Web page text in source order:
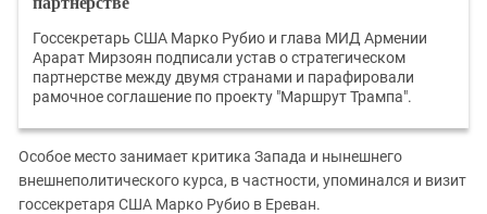
Госсекретарь США Марко Рубио и глава МИД Армении
Арарат Мирзоян подписали устав о стратегическом
партнерстве между двумя странами и парафировали
рамочное соглашение по проекту "Маршрут Трампа".
Особое место занимает критика Запада и нынешнего
внешнеполитического курса, в частности, упоминался и визит
госсекретаря США Марко Рубио в Ереван.